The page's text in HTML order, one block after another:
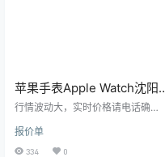
苹果手表‌Apple Watch沈阳
报价单
行情波动大，实时价格请电话确
新业务，修手机！ 15524468880微
信同步，15674294444微信同步 沈
报价单
334 0